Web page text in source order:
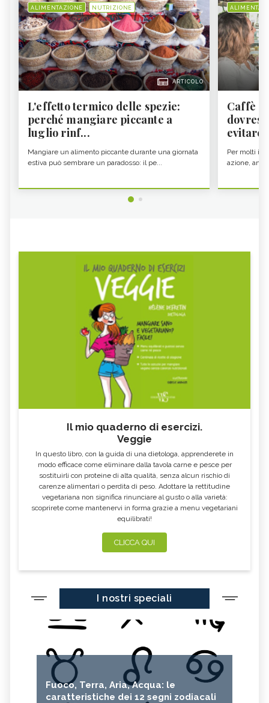
ALIMENTAZIONE NUTRIZIONE
ARTICOLO
L'effetto termico delle spezie:
perché mangiare piccante a
luglio rinf...
Mangiare un alimento piccante durante una giornata
estiva può sembrare un paradosso: il pe...
Caffè
evitare
Per molti il
azione,
Il mio quaderno di esercizi.
Veggie
In questo libro, con la guida di una dietologa, apprenderete in
modo efficace come eliminare dalla tavola carne e pesce per
sostituirli con proteine di alta qualità, senza alcun rischio di
carenze alimentari o perdita di peso. Adottare la rettitudine
vegetariana non significa rinunciare al gusto o alla varietà:
scoprirete come mantenervi in forma grazie a menu vegetariani
equilibrati!
CLICCA QUI
I nostri speciali
Fuoco, Terra, Aria, Acqua: le
caratteristiche dei 12 segni zodiacali